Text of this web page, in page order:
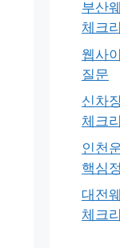
부산
체크
웹사
질문
신차
체크
인천
핵심
대전
체크